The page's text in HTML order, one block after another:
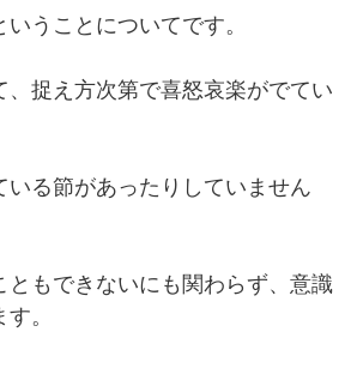
うことについてです。
捉え方次第で喜怒哀楽がでてい
る節があったりしていません
もできないにも関わらず、意識
。